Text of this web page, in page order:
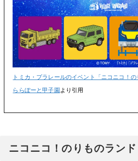
トミカ・プラレールのイベント「ニコニコ！
ららぽーと甲子園 より引用
ニコニコ！のりものランド